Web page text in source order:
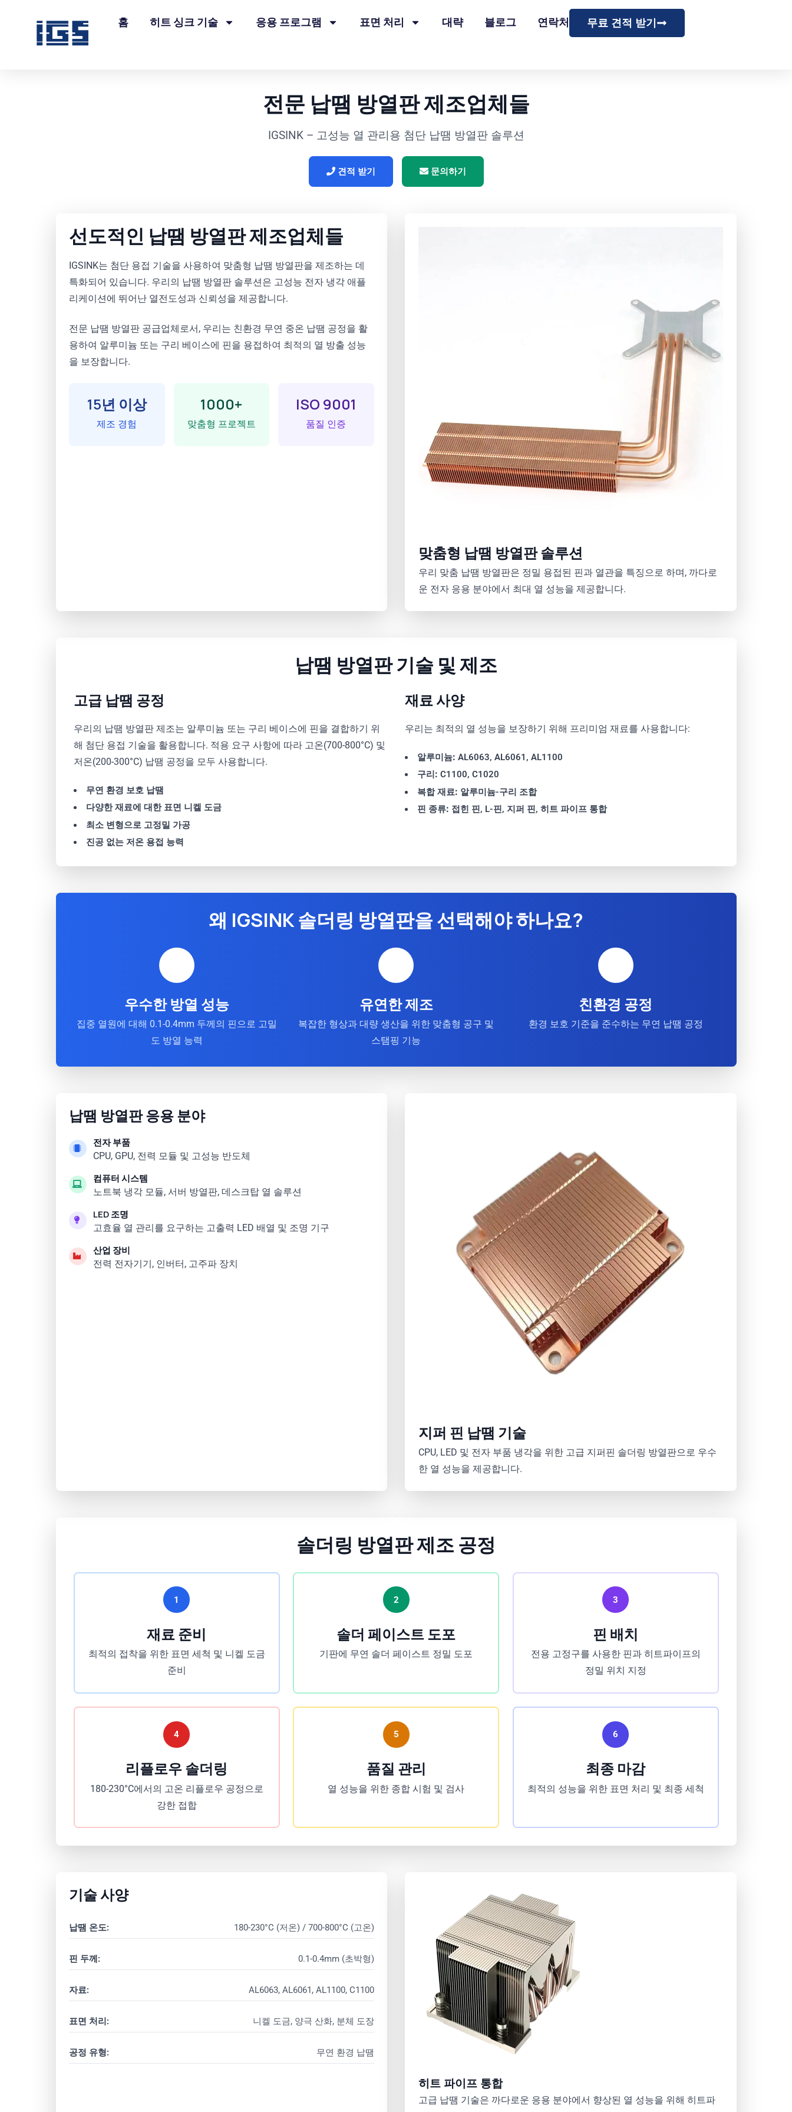
홈 히트 싱크 기술 응용 프로그램 표면 처리 대략 블로그 연락처 무료 견적 받기
전문 납땜 방열판 제조업체들
IGSINK – 고성능 열 관리용 첨단 납땜 방열판 솔루션
견적 받기 문의하기
선도적인 납땜 방열판 제조업체들
IGSINK는 첨단 용접 기술을 사용하여 맞춤형 납땜 방열판을 제조하는 데
특화되어 있습니다. 우리의 납땜 방열판 솔루션은 고성능 전자 냉각 애플
리케이션에 뛰어난 열전도성과 신뢰성을 제공합니다.
전문 납땜 방열판 공급업체로서, 우리는 친환경 무연 중온 납땜 공정을 활
용하여 알루미늄 또는 구리 베이스에 핀을 용접하여 최적의 열 방출 성능
을 보장합니다.
15년 이상
제조 경험
1000+
맞춤형 프로젝트
ISO 9001
품질 인증
맞춤형 납땜 방열판 솔루션
우리 맞춤 납땜 방열판은 정밀 용접된 핀과 열관을 특징으로 하며, 까다로
운 전자 응용 분야에서 최대 열 성능을 제공합니다.
납땜 방열판 기술 및 제조
고급 납땜 공정
우리의 납땜 방열판 제조는 알루미늄 또는 구리 베이스에 핀을 결합하기 위
해 첨단 용접 기술을 활용합니다. 적용 요구 사항에 따라 고온(700-800°C) 및
저온(200-300°C) 납땜 공정을 모두 사용합니다.
무연 환경 보호 납땜
다양한 재료에 대한 표면 니켈 도금
최소 변형으로 고정밀 가공
진공 없는 저온 용접 능력
재료 사양
우리는 최적의 열 성능을 보장하기 위해 프리미엄 재료를 사용합니다:
알루미늄: AL6063, AL6061, AL1100
구리: C1100, C1020
복합 재료: 알루미늄-구리 조합
핀 종류: 접힌 핀, L-핀, 지퍼 핀, 히트 파이프 통합
왜 IGSINK 솔더링 방열판을 선택해야 하나요?
우수한 방열 성능
집중 열원에 대해 0.1-0.4mm 두께의 핀으로 고밀
도 방열 능력
유연한 제조
복잡한 형상과 대량 생산을 위한 맞춤형 공구 및
스탬핑 기능
친환경 공정
환경 보호 기준을 준수하는 무연 납땜 공정
납땜 방열판 응용 분야
전자 부품
CPU, GPU, 전력 모듈 및 고성능 반도체
컴퓨터 시스템
노트북 냉각 모듈, 서버 방열판, 데스크탑 열 솔루션
LED 조명
고효율 열 관리를 요구하는 고출력 LED 배열 및 조명 기구
산업 장비
전력 전자기기, 인버터, 고주파 장치
지퍼 핀 납땜 기술
CPU, LED 및 전자 부품 냉각을 위한 고급 지퍼핀 솔더링 방열판으로 우수
한 열 성능을 제공합니다.
솔더링 방열판 제조 공정
1
재료 준비
최적의 접착을 위한 표면 세척 및 니켈 도금
준비
2
솔더 페이스트 도포
기판에 무연 솔더 페이스트 정밀 도포
3
핀 배치
전용 고정구를 사용한 핀과 히트파이프의
정밀 위치 지정
4
리플로우 솔더링
180-230°C에서의 고온 리플로우 공정으로
강한 접합
5
품질 관리
열 성능을 위한 종합 시험 및 검사
6
최종 마감
최적의 성능을 위한 표면 처리 및 최종 세척
기술 사양
납땜 온도: 180-230°C (저온) / 700-800°C (고온)
핀 두께: 0.1-0.4mm (초박형)
자료: AL6063, AL6061, AL1100, C1100
표면 처리: 니켈 도금, 양극 산화, 분체 도장
공정 유형: 무연 환경 납땜
히트 파이프 통합
고급 납땜 기술은 까다로운 응용 분야에서 향상된 열 성능을 위해 히트파